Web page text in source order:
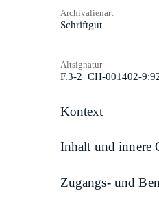
Archivalienart
Schriftgut
Altsignatur
F.3-2_CH-001402-
Kontext
Inhalt und innere
Zugangs- und